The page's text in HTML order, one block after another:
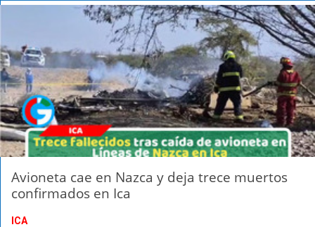
Avioneta cae en Nazca y deja trece muertos
confirmados en Ica
ICA